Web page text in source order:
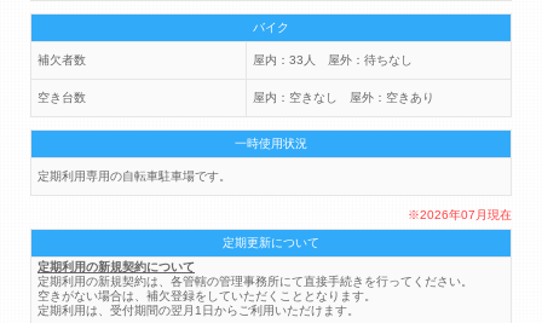
バイク
補欠者数 屋内：33人 屋外：待ちなし
空き台数 屋内：空きなし 屋外：空きあり
一時使用状況
定期利用専用の自転車駐車場です。
※2026年07月現在
定期更新について
定期利用の新規契約について
定期利用の新規契約は、各管轄の管理事務所にて直接手続きを行ってください。
空きがない場合は、補欠登録をしていただくこととなります。
定期利用は、受付期間の翌月1日からご利用いただけます。